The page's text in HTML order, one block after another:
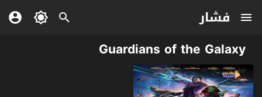
فشار
Guardians of the Galaxy